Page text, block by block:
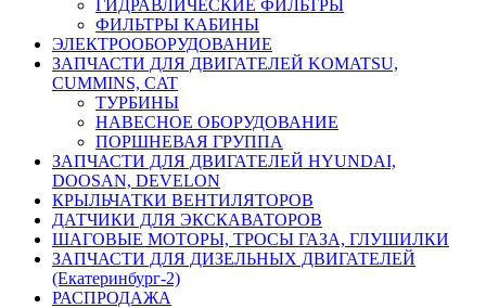
ГИДРАВЛИЧЕСКИЕ ФИЛЬТРЫ
ФИЛЬТРЫ КАБИНЫ
ЭЛЕКТРООБОРУДОВАНИЕ
ЗАПЧАСТИ ДЛЯ ДВИГАТЕЛЕЙ KOMATSU,
CUMMINS, CAT
ТУРБИНЫ
НАВЕСНОЕ ОБОРУДОВАНИЕ
ПОРШНЕВАЯ ГРУППА
ЗАПЧАСТИ ДЛЯ ДВИГАТЕЛЕЙ HYUNDAI,
DOOSAN, DEVELON
КРЫЛЬЧАТКИ ВЕНТИЛЯТОРОВ
ДАТЧИКИ ДЛЯ ЭКСКАВАТОРОВ
ШАГОВЫЕ МОТОРЫ, ТРОСЫ ГАЗА, ГЛУШИЛКИ
ЗАПЧАСТИ ДЛЯ ДИЗЕЛЬНЫХ ДВИГАТЕЛЕЙ
(Екатеринбург-2)
РАСПРОДАЖА